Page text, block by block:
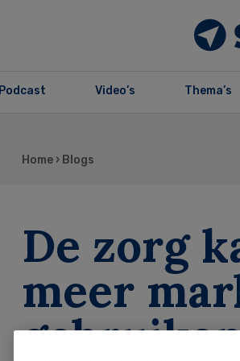
Podcast Video’s Thema’s
Home › Blogs
De zorg
meer